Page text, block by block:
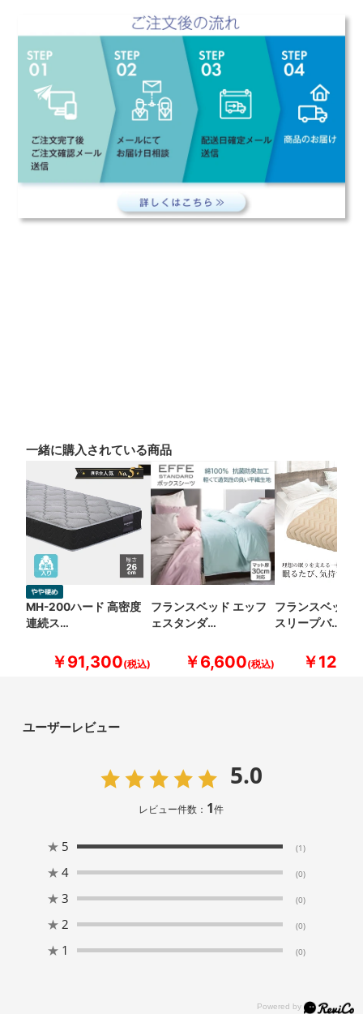
一緒に購入されている商品
MH-200ハード 高密度
連続ス…
￥91,300
フランスベッド エッフ
ェスタンダ…
￥6,600
フランスベッド
スリープバ…
￥
ユーザーレビュー
5.0
レビュー件数： 1件
★ 5 (1)
★ 4 (0)
★ 3 (0)
★ 2 (0)
★ 1 (0)